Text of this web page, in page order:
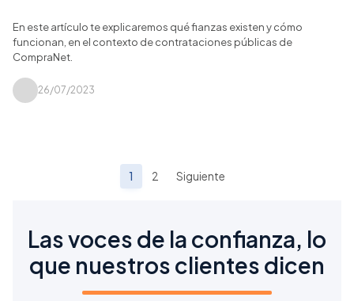
En este artículo te explicaremos qué fianzas existen y cómo
funcionan, en el contexto de contrataciones públicas de
CompraNet.
26/07/2023
1 2 Siguiente
Las voces de la confianza, lo
que nuestros clientes dicen